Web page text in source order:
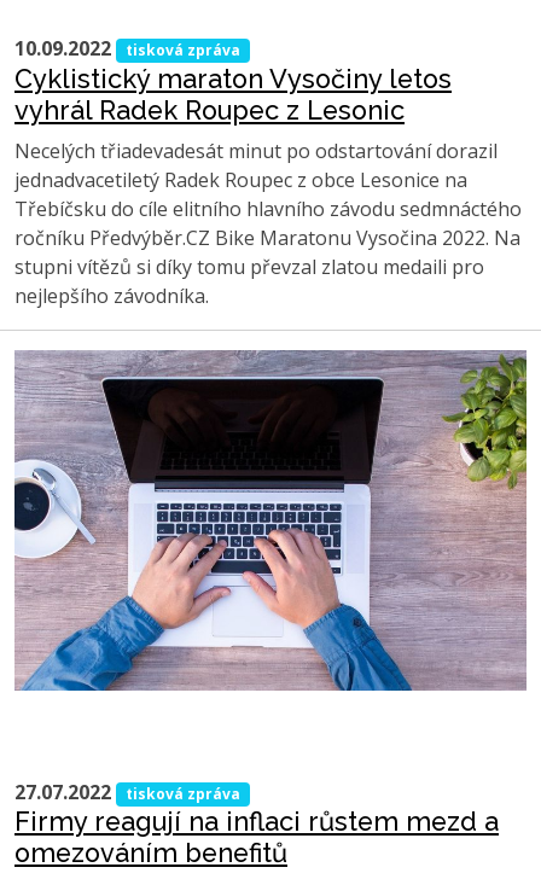
10.09.2022 tisková zpráva
Cyklistický maraton Vysočiny letos
vyhrál Radek Roupec z Lesonic
Necelých třiadevadesát minut po odstartování dorazil
jednadvacetiletý Radek Roupec z obce Lesonice na
Třebíčsku do cíle elitního hlavního závodu sedmnáctého
ročníku Předvýběr.CZ Bike Maratonu Vysočina 2022. Na
stupni vítězů si díky tomu převzal zlatou medaili pro
nejlepšího závodníka.
27.07.2022 tisková zpráva
Firmy reagují na inflaci růstem mezd a
omezováním benefitů